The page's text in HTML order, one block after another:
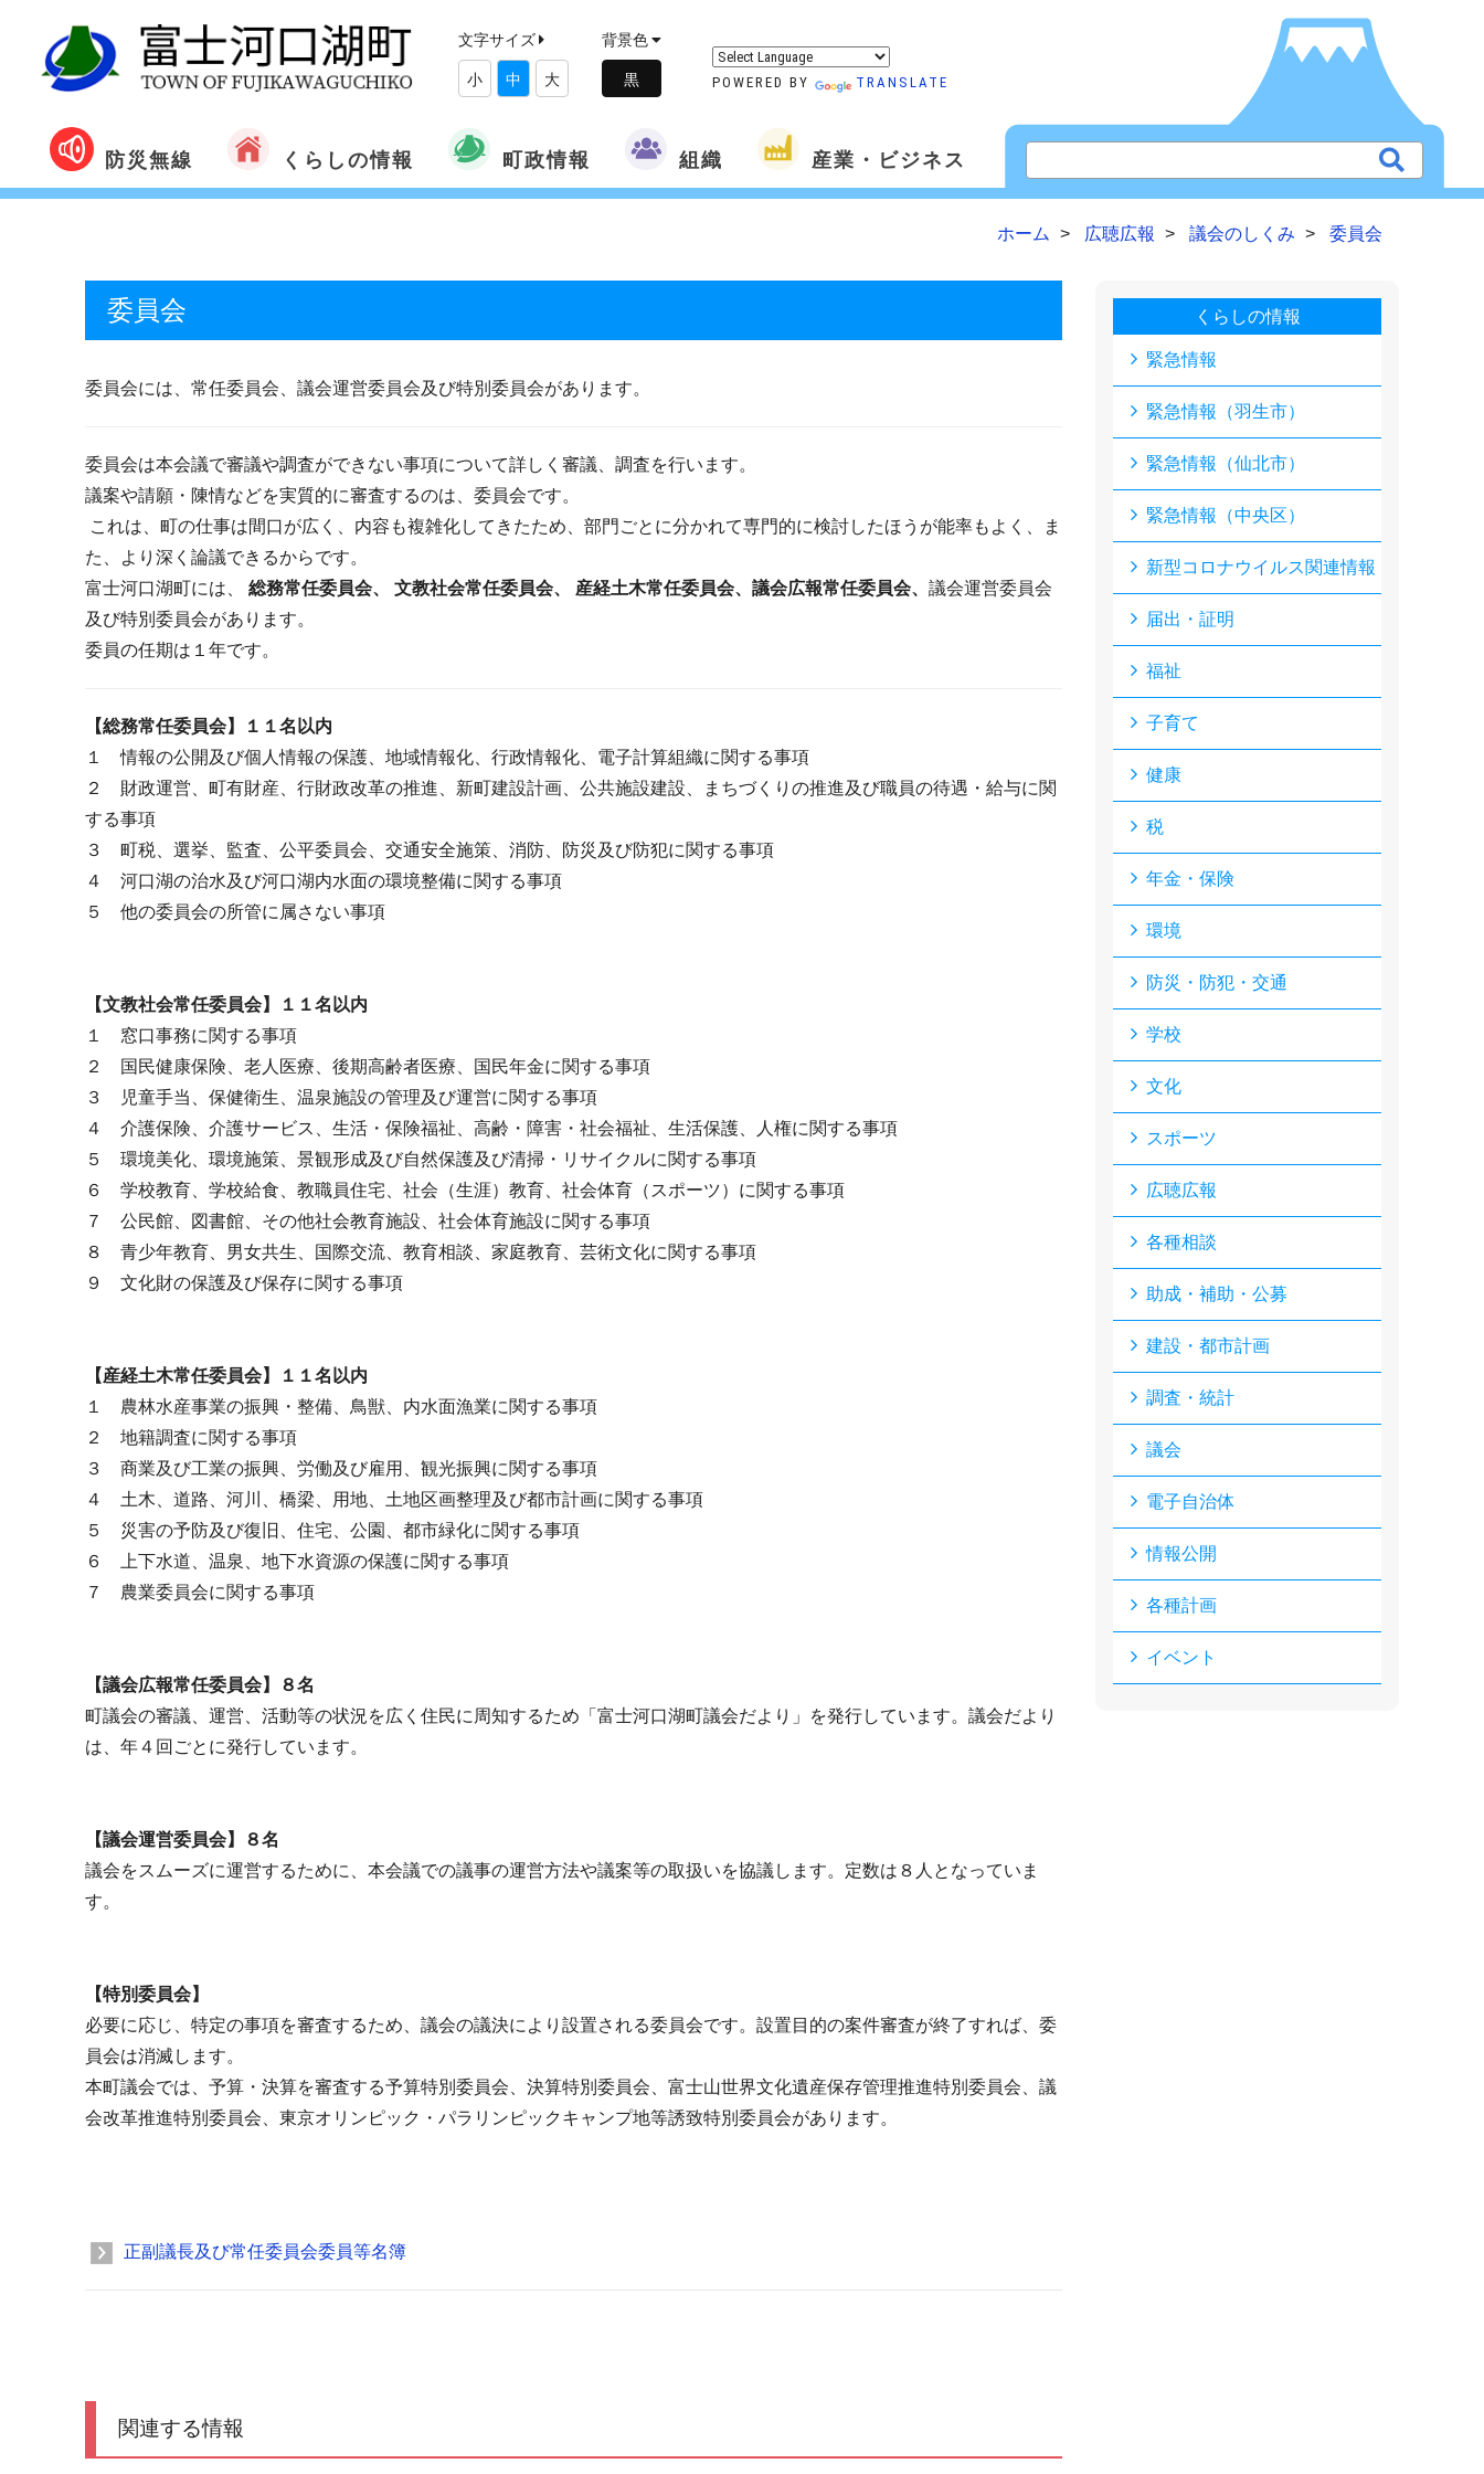
文字サイズ
小 中 大
背景色
POWERED BY TRANSLATE
防災無線 くらしの情報 町政情報 組織 産業・ビジネス
ホーム 広聴広報 議会のしくみ 委員会
委員会
委員会には、常任委員会、議会運営委員会及び特別委員会があります。
委員会は本会議で審議や調査ができない事項について詳しく審議、調査を行います。
議案や請願・陳情などを実質的に審査するのは、委員会です。
これは、町の仕事は間口が広く、内容も複雑化してきたため、部門ごとに分かれて専門的に検討したほうが能率もよく、ま
た、より深く論議できるからです。
富士河口湖町には、 総務常任委員会、 文教社会常任委員会、 産経土木常任委員会、議会広報常任委員会、 議会運営委員会
及び特別委員会があります。
委員の任期は１年です。
【総務常任委員会】１１名以内
１ 情報の公開及び個人情報の保護、地域情報化、行政情報化、電子計算組織に関する事項
２ 財政運営、町有財産、行財政改革の推進、新町建設計画、公共施設建設、まちづくりの推進及び職員の待遇・給与に関
する事項
３ 町税、選挙、監査、公平委員会、交通安全施策、消防、防災及び防犯に関する事項
４ 河口湖の治水及び河口湖内水面の環境整備に関する事項
５ 他の委員会の所管に属さない事項
【文教社会常任委員会】１１名以内
１ 窓口事務に関する事項
２ 国民健康保険、老人医療、後期高齢者医療、国民年金に関する事項
３ 児童手当、保健衛生、温泉施設の管理及び運営に関する事項
４ 介護保険、介護サービス、生活・保険福祉、高齢・障害・社会福祉、生活保護、人権に関する事項
５ 環境美化、環境施策、景観形成及び自然保護及び清掃・リサイクルに関する事項
６ 学校教育、学校給食、教職員住宅、社会（生涯）教育、社会体育（スポーツ）に関する事項
７ 公民館、図書館、その他社会教育施設、社会体育施設に関する事項
８ 青少年教育、男女共生、国際交流、教育相談、家庭教育、芸術文化に関する事項
９ 文化財の保護及び保存に関する事項
【産経土木常任委員会】１１名以内
１ 農林水産事業の振興・整備、鳥獣、内水面漁業に関する事項
２ 地籍調査に関する事項
３ 商業及び工業の振興、労働及び雇用、観光振興に関する事項
４ 土木、道路、河川、橋梁、用地、土地区画整理及び都市計画に関する事項
５ 災害の予防及び復旧、住宅、公園、都市緑化に関する事項
６ 上下水道、温泉、地下水資源の保護に関する事項
７ 農業委員会に関する事項
【議会広報常任委員会】８名
町議会の審議、運営、活動等の状況を広く住民に周知するため「富士河口湖町議会だより」を発行しています。議会だより
は、年４回ごとに発行しています。
【議会運営委員会】８名
議会をスムーズに運営するために、本会議での議事の運営方法や議案等の取扱いを協議します。定数は８人となっていま
す。
【特別委員会】
必要に応じ、特定の事項を審査するため、議会の議決により設置される委員会です。設置目的の案件審査が終了すれば、委
員会は消滅します。
本町議会では、予算・決算を審査する予算特別委員会、決算特別委員会、富士山世界文化遺産保存管理推進特別委員会、議
会改革推進特別委員会、東京オリンピック・パラリンピックキャンプ地等誘致特別委員会があります。
正副議長及び常任委員会委員等名簿
関連する情報
くらしの情報
緊急情報
緊急情報（羽生市）
緊急情報（仙北市）
緊急情報（中央区）
新型コロナウイルス関連情報
届出・証明
福祉
子育て
健康
税
年金・保険
環境
防災・防犯・交通
学校
文化
スポーツ
広聴広報
各種相談
助成・補助・公募
建設・都市計画
調査・統計
議会
電子自治体
情報公開
各種計画
イベント